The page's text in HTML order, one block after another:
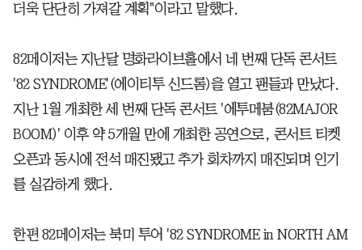
더욱 단단히 가져갈 계획"이라고 말했다.
82메이저는 지난달 명화라이브홀에서 네 번째 단독 콘서트
'82 SYNDROME'(에이티투 신드롬)을 열고 팬들과 만났다.
지난 1월 개최한 세 번째 단독 콘서트 '에투메붐(82MAJOR
BOOM)' 이후 약 5개월 만에 개최한 공연으로, 콘서트 티켓
오픈과 동시에 전석 매진됐고 추가 회차까지 매진되며 인기
를 실감하게 했다.
한편 82메이저는 북미 투어 '82 SYNDROME in NORTH AM